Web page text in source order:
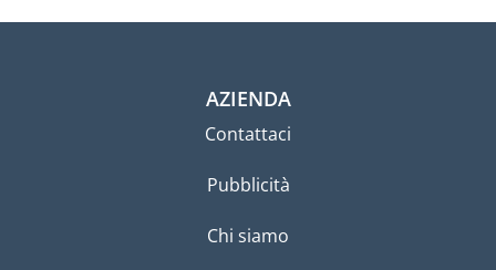
AZIENDA
Contattaci
Pubblicità
Chi siamo